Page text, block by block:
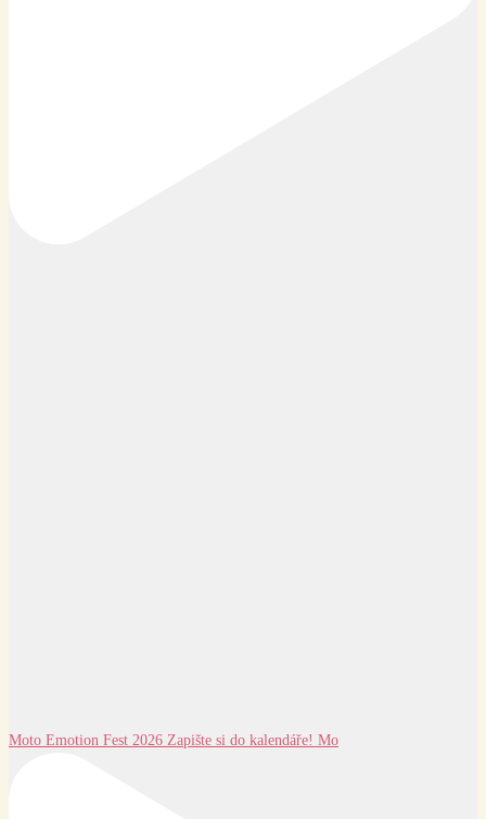
Moto Emotion Fest 2026 Zapište si do kalendáře! Mo